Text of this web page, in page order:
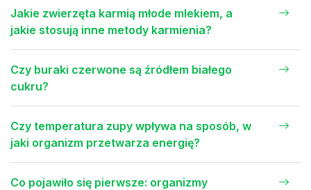
Jakie zwierzęta karmią młode mlekiem, a
jakie stosują inne metody karmienia?
Czy buraki czerwone są źródłem białego
cukru?
Czy temperatura zupy wpływa na sposób, w
jaki organizm przetwarza energię?
Co pojawiło się pierwsze: organizmy